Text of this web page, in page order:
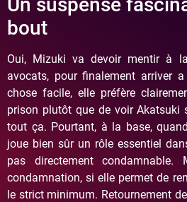
bout
Oui, Mizuki va devoir mentir à
avocats, pour finalement arriver
chose facile, elle préfère
prison plutôt que de voir Akatsuki
tout ça. Pourtant, à la base,
joue bien sûr un rôle essentiel
pas directement
condamnation, si elle permet de
le strict minimum. Retournement